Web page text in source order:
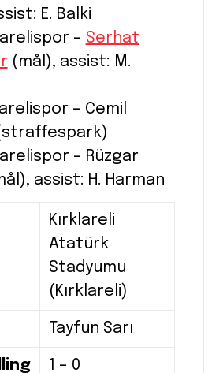
E. Balki
– Serhat
(mål), assist: M.
– Cemil
– Rüzgar
assist: H. Harman
Kırklareli
Atatürk
Stadyumu
(Kırklareli)
Tayfun Sarı
1 – 0